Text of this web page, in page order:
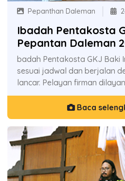
Pepanthan Daleman
Ibadah Pentakosta
Pepantan Daleman
badah Pentakosta GKJ Baki
sesuai jadwal dan berjalan
lancar. Pelayan firman dilayan
Baca